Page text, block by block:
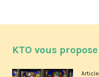
KTO vous propose
Article